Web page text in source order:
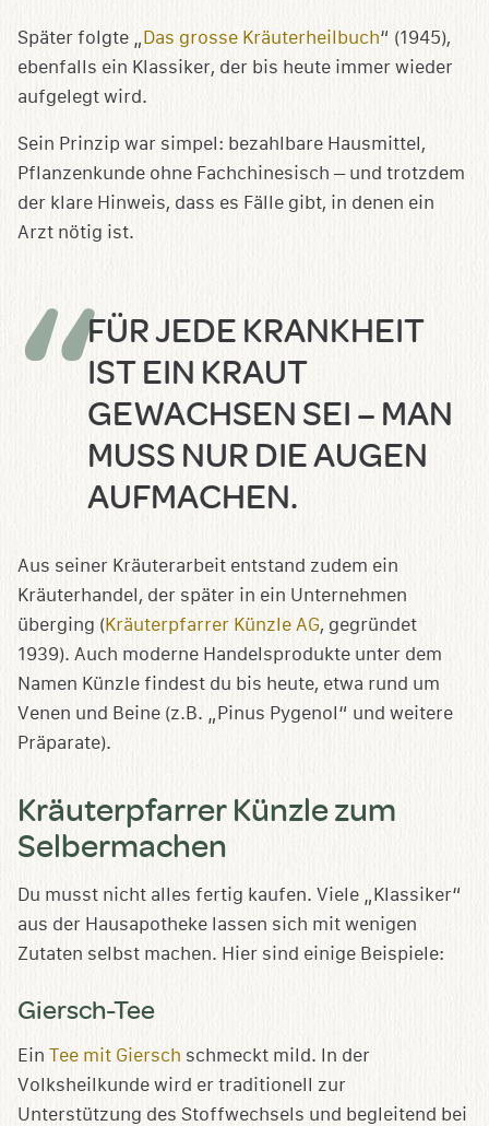
Später folgte „ Das grosse Kräuterheilbuch“ (1945),
ebenfalls ein Klassiker, der bis heute immer wieder
aufgelegt wird.
Sein Prinzip war simpel: bezahlbare Hausmittel,
Pflanzenkunde ohne Fachchinesisch – und trotzdem
der klare Hinweis, dass es Fälle gibt, in denen ein
Arzt nötig ist.
FÜR JEDE KRANKHEIT
IST EIN KRAUT
GEWACHSEN SEI – MAN
MUSS NUR DIE AUGEN
AUFMACHEN.
Aus seiner Kräuterarbeit entstand zudem ein
Kräuterhandel, der später in ein Unternehmen
überging (Kräuterpfarrer Künzle AG, gegründet
1939). Auch moderne Handelsprodukte unter dem
Namen Künzle findest du bis heute, etwa rund um
Venen und Beine (z.B. „Pinus Pygenol“ und weitere
Präparate).
Kräuterpfarrer Künzle zum
Selbermachen
Du musst nicht alles fertig kaufen. Viele „Klassiker“
aus der Hausapotheke lassen sich mit wenigen
Zutaten selbst machen. Hier sind einige Beispiele:
Giersch-Tee
Ein Tee mit Giersch schmeckt mild. In der
Volksheilkunde wird er traditionell zur
Unterstützung des Stoffwechsels und begleitend bei